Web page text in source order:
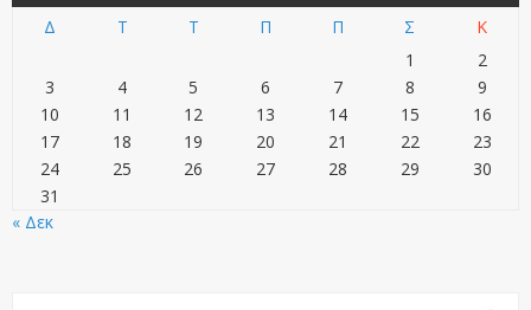
Δ
Τ Τ Π Π Σ
Κ
1
2
3
4 5 6 7 8
9
10
11 12 13 14 15
16
17
18 19 20 21 22
23
24
25 26 27 28 29
30
31
« Δεκ